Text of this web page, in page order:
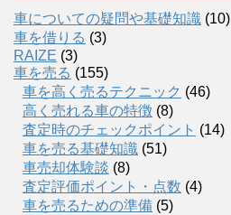
車についての疑問や基礎知識 (10)
車を借りる (3)
RAIZE (3)
車を売る (155)
車を高く売るテクニック (46)
高く売れる車の特徴 (8)
査定時のチェックポイント (14)
車を売る基礎知識 (51)
車売却体験談 (8)
査定評価ポイント・点数 (4)
車を売るための準備 (5)